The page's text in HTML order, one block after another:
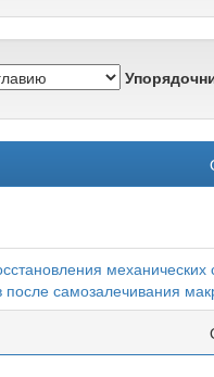
механических
самозалечивания